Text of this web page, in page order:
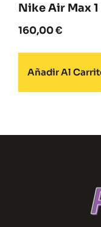
Nike Air Max
160,00€
Añadir Al